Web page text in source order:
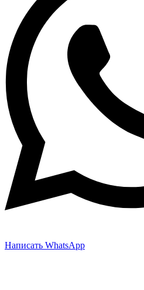
Написать WhatsApp